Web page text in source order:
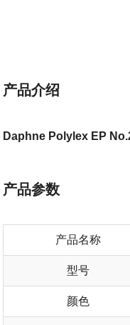
产品介绍
Daphne Polylex EP
产品参数
产品名称
型号
颜色